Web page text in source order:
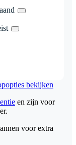
bekijken
en zijn voor
voor extra